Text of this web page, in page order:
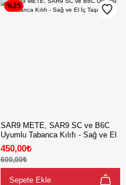
%25
SAR9 METE, SAR9 SC ve B6C
Uyumlu Tabanca Kılıfı - Sağ ve El
İç Taşıma
450,00₺
600,00₺
Sepete Ekle